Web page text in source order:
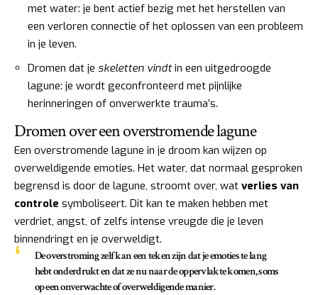
met water: je bent actief bezig met het herstellen van
een verloren connectie of het oplossen van een probleem
in je leven.
Dromen dat je skeletten vindtin een uitgedroogde
lagune: je wordt geconfronteerd met pijnlijke
herinneringen of onverwerkte trauma’s.
Dromen over een overstromende lagune
Een overstromende lagune in je droom kan wijzen op
overweldigende emoties. Het water, dat normaal gesproken
begrensd is door de lagune, stroomt over, wat verlies van
controle symboliseert. Dit kan te maken hebben met
verdriet, angst, of zelfs intense vreugde die je leven
binnendringt en je overweldigt.
De overstroming zelf kan een teken zijn dat je emoties te lang
hebt onderdrukt en dat ze nu naar de oppervlakte komen, soms
op een onverwachte of overweldigende manier.